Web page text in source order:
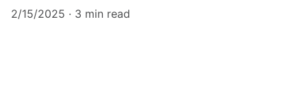
2/15/2025
3 min read